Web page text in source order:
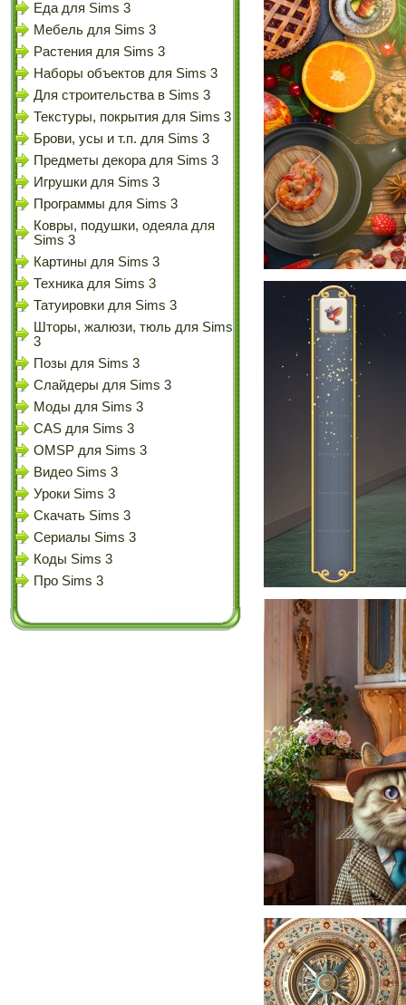
Еда для Sims 3
Мебель для Sims 3
Растения для Sims 3
Наборы объектов для Sims 3
Для строительства в Sims 3
Текстуры, покрытия для Sims 3
Брови, усы и т.п. для Sims 3
Предметы декора для Sims 3
Игрушки для Sims 3
Программы для Sims 3
Ковры, подушки, одеяла для
Sims 3
Картины для Sims 3
Техника для Sims 3
Татуировки для Sims 3
Шторы, жалюзи, тюль для Sims
3
Позы для Sims 3
Слайдеры для Sims 3
Моды для Sims 3
CAS для Sims 3
OMSP для Sims 3
Видео Sims 3
Уроки Sims 3
Скачать Sims 3
Сериалы Sims 3
Коды Sims 3
Про Sims 3